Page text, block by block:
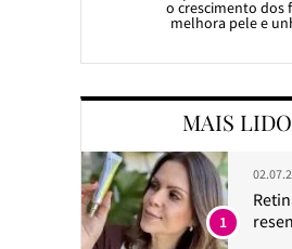
o crescimento dos
melhora pele e
MAIS
1